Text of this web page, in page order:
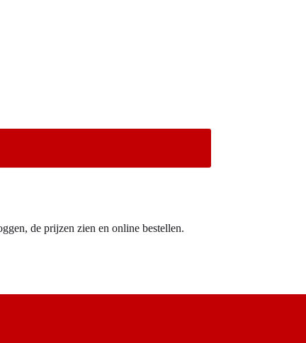
de prijzen zien en online bestellen.